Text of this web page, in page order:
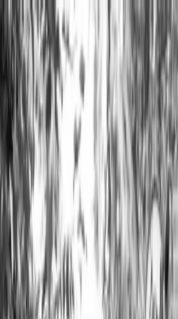
Planifiez votre mariage
Prestataires
Inspiration
Planifiez votre mariage Prestataires
Devenir partenaire Votre profil
Devenir partenaire Votre profil